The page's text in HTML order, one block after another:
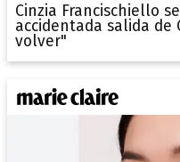
Cinzia Francischiello
accidentada salida de
volver"